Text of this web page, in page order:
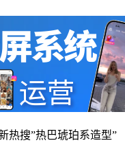
热搜”热巴琥珀系造型”